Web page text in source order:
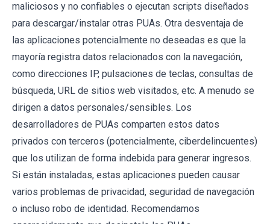
maliciosos y no confiables o ejecutan scripts diseñados
para descargar/instalar otras PUAs. Otra desventaja de
las aplicaciones potencialmente no deseadas es que la
mayoría registra datos relacionados con la navegación,
como direcciones IP, pulsaciones de teclas, consultas de
búsqueda, URL de sitios web visitados, etc. A menudo se
dirigen a datos personales/sensibles. Los
desarrolladores de PUAs comparten estos datos
privados con terceros (potencialmente, ciberdelincuentes)
que los utilizan de forma indebida para generar ingresos.
Si están instaladas, estas aplicaciones pueden causar
varios problemas de privacidad, seguridad de navegación
o incluso robo de identidad. Recomendamos